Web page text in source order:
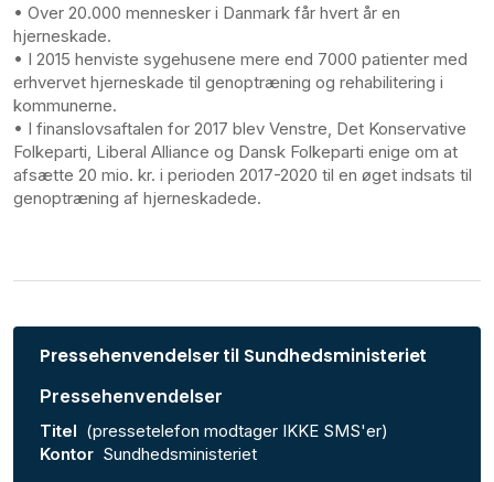
• Over 20.000 mennesker i Danmark får hvert år en
hjerneskade.
• I 2015 henviste sygehusene mere end 7000 patienter med
erhvervet hjerneskade til genoptræning og rehabilitering i
kommunerne.
• I finanslovsaftalen for 2017 blev Venstre, Det Konservative
Folkeparti, Liberal Alliance og Dansk Folkeparti enige om at
afsætte 20 mio. kr. i perioden 2017-2020 til en øget indsats til
genoptræning af hjerneskadede.
Pressehenvendelser til Sundhedsministeriet
Pressehenvendelser
Titel (pressetelefon modtager IKKE SMS'er)
Kontor Sundhedsministeriet